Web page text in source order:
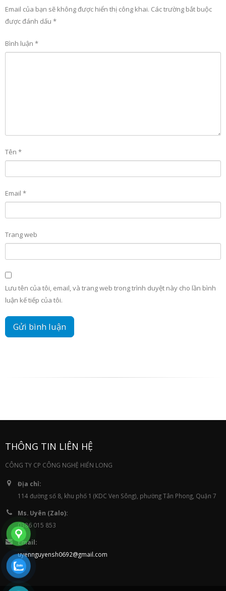
Email của bạn sẽ không được hiển thị công khai. Các trường bắt buộc
được đánh dấu *
Bình luận *
Tên *
Email *
Trang web
Lưu tên của tôi, email, và trang web trong trình duyệt này cho lần bình
luận kế tiếp của tôi.
THÔNG TIN LIÊN HỆ
CÔNG TY CP CÔNG NGHỆ HIỂN LONG
Địa chỉ:
114 đường số 8, khu phố 1 (KDC Ven Sông), phường Tân Phong, Quận 7
Ms. Uyên (Zalo):
0386 015 853
Email:
uyennguyensh0692@gmail.com